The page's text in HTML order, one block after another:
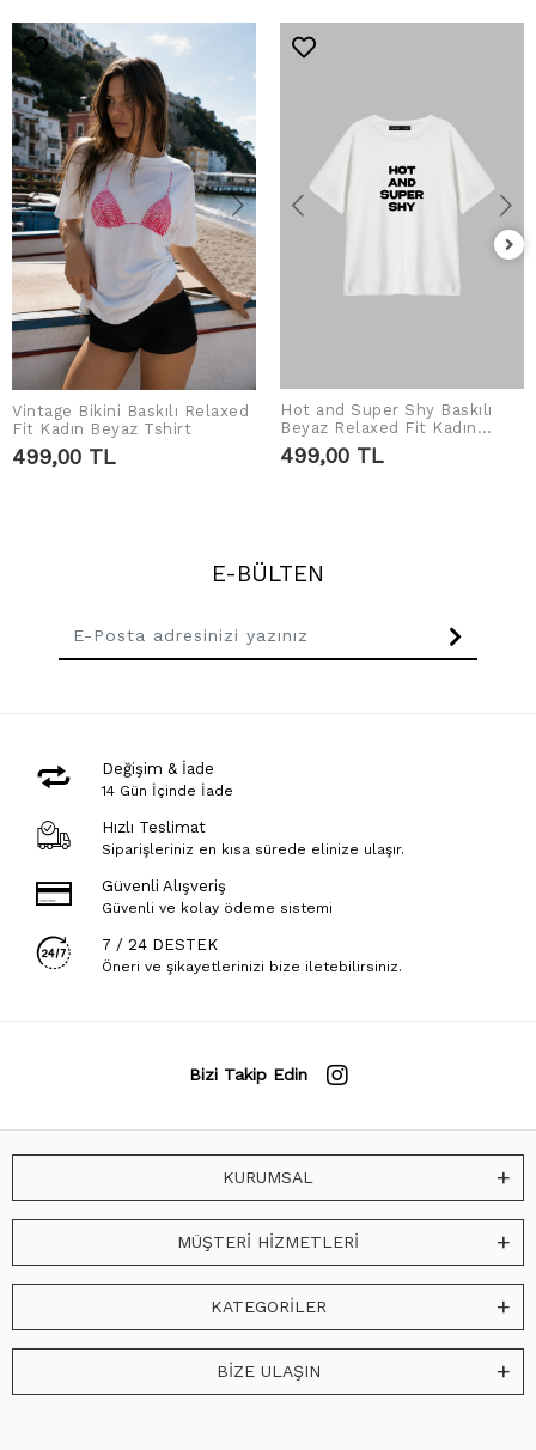
SEPETE EKLE
Vintage Bikini Baskılı Relaxed
Fit Kadın Beyaz Tshirt
499,00 TL
SEPETE EKLE
Hot and Super Shy Baskılı
Beyaz Relaxed Fit Kadın
Tshirt
499,00 TL
E-BÜLTEN
Değişim & İade
14 Gün İçinde İade
Hızlı Teslimat
Siparişleriniz en kısa sürede elinize ulaşır.
Güvenli Alışveriş
Güvenli ve kolay ödeme sistemi
7 / 24 DESTEK
Öneri ve şikayetlerinizi bize iletebilirsiniz.
Bizi Takip Edin
KURUMSAL
MÜŞTERİ HİZMETLERİ
KATEGORİLER
BİZE ULAŞIN